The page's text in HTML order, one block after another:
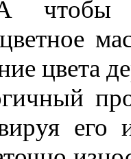
чтобы
цвета
его